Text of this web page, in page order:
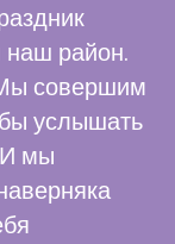
район.
совершим
услышать
мы